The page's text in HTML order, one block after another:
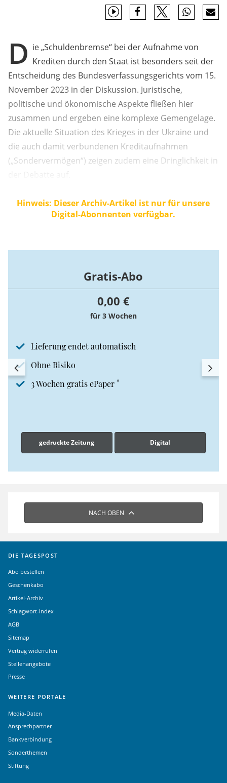
D ie „Schuldenbremse“ bei der Aufnahme von
Krediten durch den Staat ist besonders seit der
Entscheidung des Bundesverfassungsgerichts vom 15.
November 2023 in der Diskussion. Juristische,
politische und ökonomische Aspekte fließen hier
zusammen und ergeben eine komplexe Gemengelage.
Die aktuelle Situation des Krieges in der Ukraine und
die auch damit verbundenen Kreditaufnahmen
(„Sondervermögen“) zeigen zudem eine Dringlichkeit in
Hinweis: Dieser Archiv-Artikel ist nur für unsere
Digital-Abonnenten verfügbar.
Gratis-Abo
0,00 €
für 3 Wochen
Lieferung endet automatisch
Ohne Risiko
3 Wochen gratis ePaper *
gedruckte Zeitung Digital
NACH OBEN
DIE TAGESPOST
Abo bestellen
Geschenkabo
Artikel-Archiv
Schlagwort-Index
AGB
Sitemap
Vertrag widerrufen
Stellenangebote
Presse
WEITERE PORTALE
Media-Daten
Ansprechpartner
Bankverbindung
Sonderthemen
Stiftung